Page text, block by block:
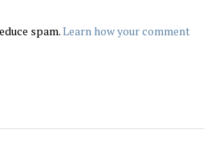
spam.Learn how your comment